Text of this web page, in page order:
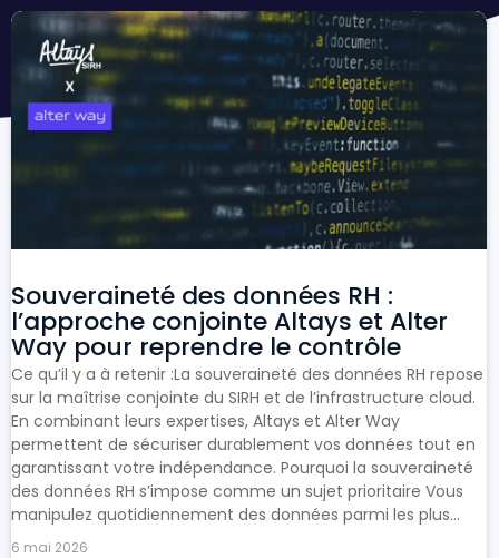
Souveraineté des données RH :
l’approche conjointe Altays et Alter
Way pour reprendre le contrôle
Ce qu’il y a à retenir :La souveraineté des données RH repose
sur la maîtrise conjointe du SIRH et de l’infrastructure cloud.
En combinant leurs expertises, Altays et Alter Way
permettent de sécuriser durablement vos données tout en
garantissant votre indépendance. Pourquoi la souveraineté
des données RH s’impose comme un sujet prioritaire Vous
manipulez quotidiennement des données parmi les plus...
6 mai 2026